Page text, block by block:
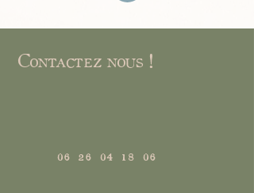
Contactez nous !
06 26 04 18 06